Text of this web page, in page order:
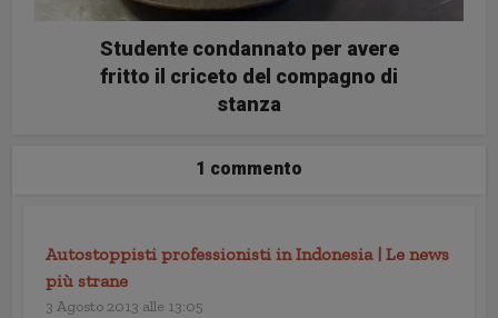
Studente condannato per avere
fritto il criceto del compagno di
stanza
1 commento
Autostoppisti professionisti in Indonesia | Le news
più strane
3 Agosto 2013 alle 13:05